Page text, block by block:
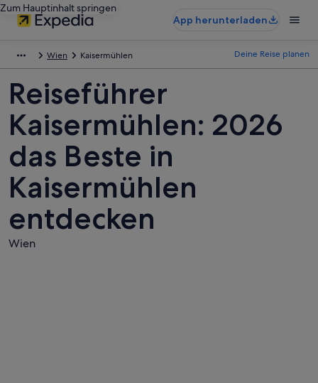
Zum Hauptinhalt springen
App herunterladen
Wien Kaisermühlen Deine Reise planen
Reiseführer
Kaisermühlen: 2026
das Beste in
Kaisermühlen
entdecken
Wien